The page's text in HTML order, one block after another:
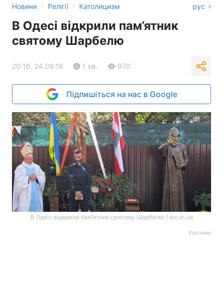
Новини › Релігії › Католицизм рус
В Одесі відкрили пам’ятник
святому Шарбелю
20:16, 24.09.18 1 хв. 970
Підпишіться на нас в Google
В Одесі відкрили пам’ятник святому Шарбелю / rkc.in.ua
Реклама